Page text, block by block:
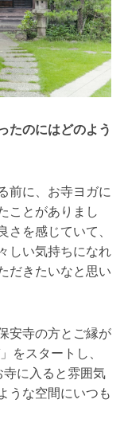
のにはどのよう
前に、お寺ヨガに
ことがありまし
さを感じていて、
しい気持ちになれ
だきたいなと思い
安寺の方とご縁が
をスタートし、
に入ると雰囲気
うな空間にいつも